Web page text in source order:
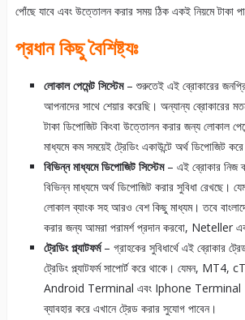
পোঁছে যাবে এবং উত্তোলন করার সময় ঠিক একই নিয়মে টাকা
প্রধান কিছু বৈশিষ্ট্যঃ
লোকাল পেমেন্ট সিস্টেম– শুরুতেই এই ব্রোকারের
আপনাদের সাথে শেয়ার করেছি। অন্যান্য
টাকা ডিপোজিট কিংবা উত্তোলন করার জন্য লোকাল
মাধ্যমে কম সময়েই ট্রেডিং একাউন্টে অর্থ ডিপোজিট
বিভিন্ন মাধ্যমে ডিপোজিট সিস্টেম– এই ব্রোকার নিজ
বিভিন্ন মাধ্যমে অর্থ ডিপোজিট করার সুবিধা
লোকাল ব্যাংক সহ আরও বেশ কিছু মাধ্যম। তবে
করার জন্য আমরা পরামর্শ প্রদান করবো, Neteller
ট্রেডিং প্ল্যাটফর্ম– গ্রাহকের সুবিধার্থে এই ব্রোকার
ট্রেডিং প্ল্যাটফর্ম সাপোর্ট করে থাকে। যেমন, MT4,
Android Terminal এবং Iphone Terminal ।
ব্যাবহার করে এখানে ট্রেড করার সুযোগ পাবেন।